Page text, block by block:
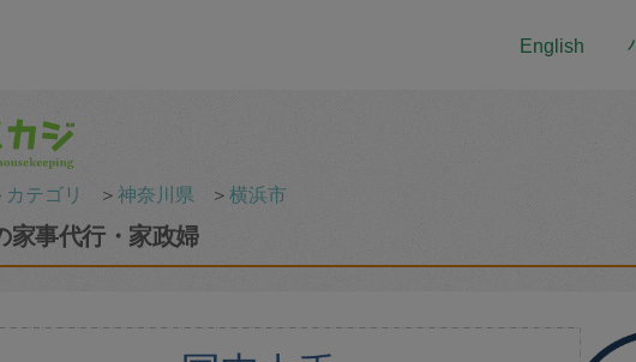
English
カテゴリ ＞神奈川県 ＞横浜市
家事代行・家政婦